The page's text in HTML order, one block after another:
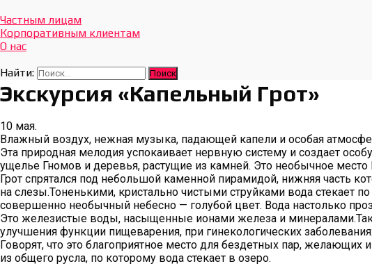
Отдых Без Границ
Эксклюзивные экскурсии по Севастополю и Крыму
Частным лицам
Корпоративным клиентам
О нас
Найти:
Экскурсия «Капельный Грот»
10 мая.
Влажный воздух, нежная музыка, падающей капели и особая
Эта природная мелодия успокаивает нервную систему и создает
ущелье Гномов и деревья, растущие из камней. Это необычное место
Грот спрятался под небольшой каменной пирамидой, нижняя часть
на слезы.Тоненькими, кристально чистыми струйками вода стекает
совершенно необычный небесно — голубой цвет. Вода настолько
Это железистые воды, насыщенные ионами железа и
улучшения функции пищеварения, при гинекологических
Говорят, что это благоприятное место для бездетных пар,
из общего русла, по которому вода стекает в озеро.